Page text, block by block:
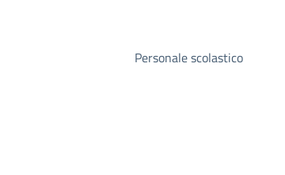
Personale scolastico